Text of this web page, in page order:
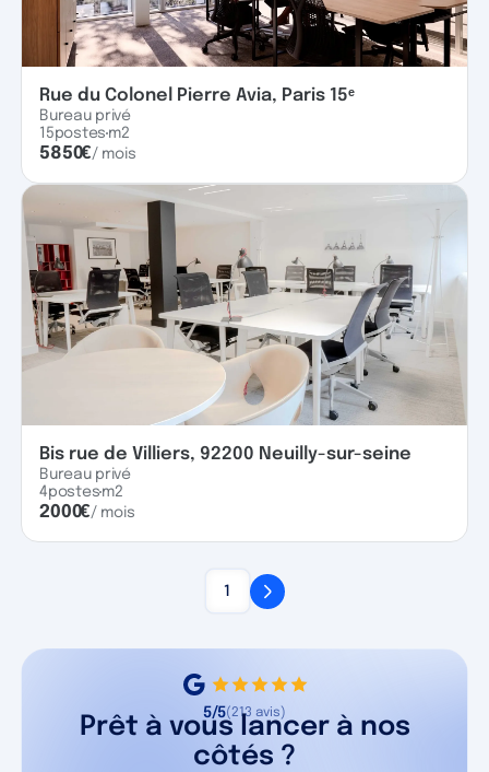
Rue du Colonel Pierre Avia, Paris 15ᵉ
Bureau privé
15postes m2
5850€/ mois
Bis rue de Villiers, 92200 Neuilly-sur-seine
Bureau privé
4postesm2
2000€/ mois
1
5/5(213 avis)
Prêt à vous lancer à nos
côtés ?